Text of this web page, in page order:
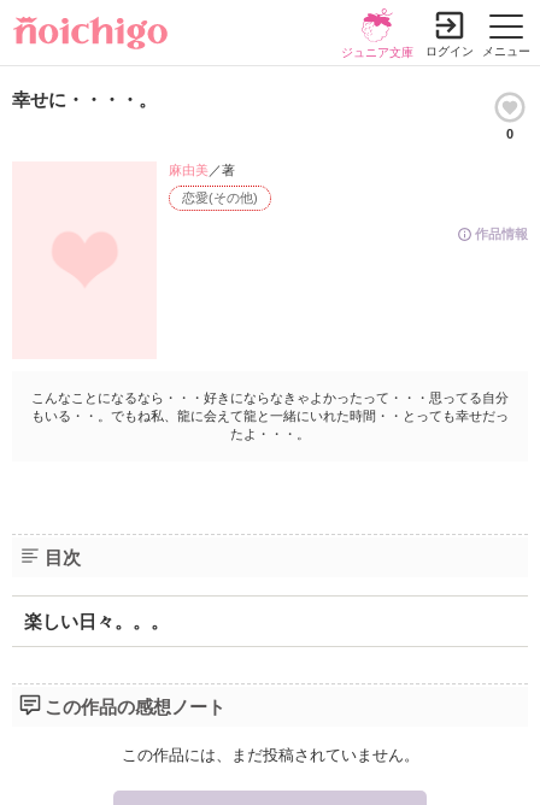
メニュー
ジュニア文庫 ログイン
幸せに・・・・。
0
作品情報
恋愛(その他)
麻由美／著
こんなことになるなら・・・好きにならなきゃよかったって・・・思ってる自分
もいる・・。でもね私、龍に会えて龍と一緒にいれた時間・・とっても幸せだっ
たよ・・・。
目次
楽しい日々。。。
この作品の感想ノート
この作品には、まだ投稿されていません。